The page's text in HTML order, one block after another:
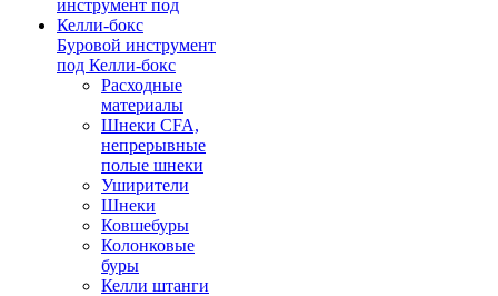
Буровой инструмент
под Келли-бокс
Расходные
материалы
Шнеки CFA,
непрерывные
полые шнеки
Уширители
Шнеки
Ковшебуры
Колонковые
буры
Келли штанги